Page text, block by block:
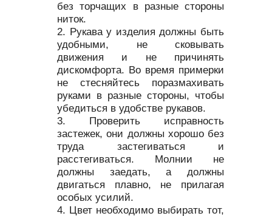
без торчащих в разные стороны
ниток.
Рукава у изделия должны быть
удобными, не сковывать
движения и не причинять
дискомфорта. Во время примерки
не стесняйтесь поразмахивать
руками в разные стороны, чтобы
убедиться в удобстве рукавов.
Проверить исправность
застежек, они должны хорошо без
труда застегиваться и
расстегиваться. Молнии не
должны заедать, а должны
двигаться плавно, не прилагая
особых усилий.
Цвет необходимо выбирать тот,